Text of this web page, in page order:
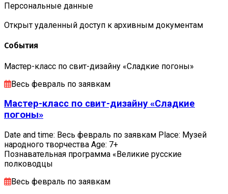
Персональные данные
Открыт удаленный доступ к архивным документам
События
Мастер-класс по свит-дизайну «Сладкие погоны»
Весь февраль по заявкам
Мастер-класс по свит-дизайну «Сладкие
погоны»
Date and time: Весь февраль по заявкам Place: Музей
народного творчества Age: 7+
Познавательная программа «Великие русские
полководцы
Весь февраль по заявкам